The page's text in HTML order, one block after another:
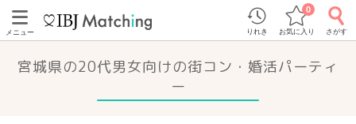
メニュー りれき お気に入り
0
さがす
宮城県の20代男女向けの街コン・婚活パーティ
ー